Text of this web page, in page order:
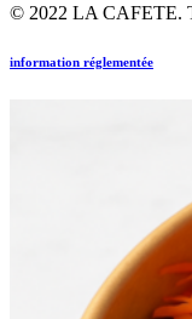
© 2022 LA CAFETE.
information réglementée